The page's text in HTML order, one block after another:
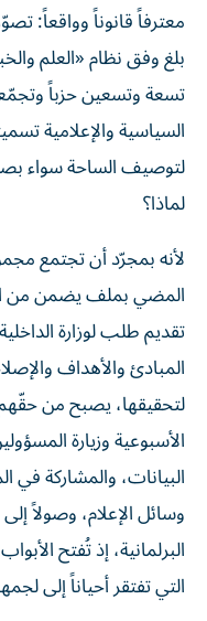
معترفاً قانوناً وواقعاً:
بلغ وفق نظام «العلم
تسعة وتسعين حزباً
السياسية والإعلامية
لتوصيف الساحة سواء
لماذا؟
لأنه بمجرّد أن تجتمع
المضي بملف يضمن من
تقديم طلب لوزارة
المبادئ والأهداف
لتحقيقها، يصبح من
الأسبوعية وزيارة
البيانات، والمشاركة في
وسائل الإعلام، وصولاً
البرلمانية، إذ تُفتح
التي تفتقر أحياناً إلى